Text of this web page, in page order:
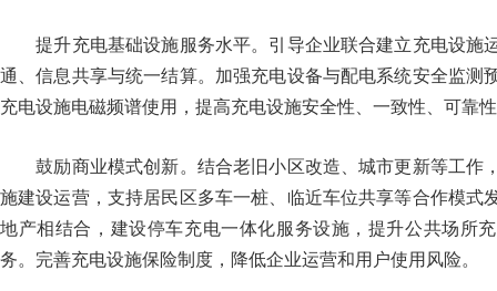
提升充电基础设施服务水平。引导企业联合建立充电设施
通、信息共享与统一结算。加强充电设备与配电系统安全监测
充电设施电磁频谱使用，提高充电设施安全性、一致性、可靠
鼓励商业模式创新。结合老旧小区改造、城市更新等工作
施建设运营，支持居民区多车一桩、临近车位共享等合作模式
地产相结合，建设停车充电一体化服务设施，提升公共场所
务。完善充电设施保险制度，降低企业运营和用户使用风